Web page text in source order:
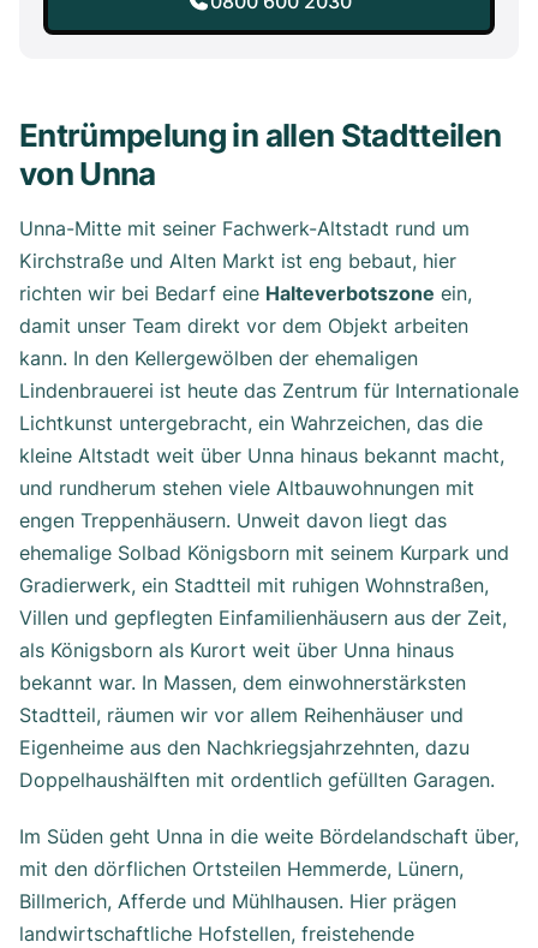
Entrümpelung in allen Stadtteilen
von Unna
Unna-Mitte mit seiner Fachwerk-Altstadt rund um
Kirchstraße und Alten Markt ist eng bebaut, hier
richten wir bei Bedarf eine Halteverbotszone ein,
damit unser Team direkt vor dem Objekt arbeiten
kann. In den Kellergewölben der ehemaligen
Lindenbrauerei ist heute das Zentrum für Internationale
Lichtkunst untergebracht, ein Wahrzeichen, das die
kleine Altstadt weit über Unna hinaus bekannt macht,
und rundherum stehen viele Altbauwohnungen mit
engen Treppenhäusern. Unweit davon liegt das
ehemalige Solbad Königsborn mit seinem Kurpark und
Gradierwerk, ein Stadtteil mit ruhigen Wohnstraßen,
Villen und gepflegten Einfamilienhäusern aus der Zeit,
als Königsborn als Kurort weit über Unna hinaus
bekannt war. In Massen, dem einwohnerstärksten
Stadtteil, räumen wir vor allem Reihenhäuser und
Eigenheime aus den Nachkriegsjahrzehnten, dazu
Doppelhaushälften mit ordentlich gefüllten Garagen.
Im Süden geht Unna in die weite Bördelandschaft über,
mit den dörflichen Ortsteilen Hemmerde, Lünern,
Billmerich, Afferde und Mühlhausen. Hier prägen
landwirtschaftliche Hofstellen, freistehende